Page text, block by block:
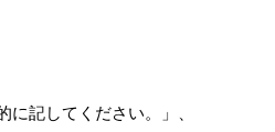
に記してください。」、